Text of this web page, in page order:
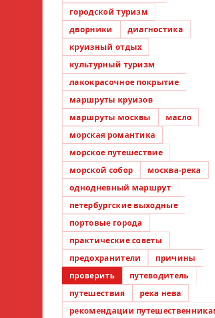
городской туризм
дворники
диагностика
круизный отдых
культурный туризм
лакокрасочное покрытие
маршруты круизов
маршруты москвы
масло
морская романтика
морское путешествие
морской собор
москва-река
однодневный маршрут
петербургские выходные
портовые города
практические советы
предохранители
причины
проверить
путеводитель
путешествия
река нева
рекомендации